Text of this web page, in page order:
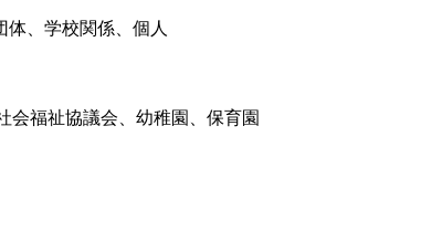
、学校関係、個人
会福祉協議会、幼稚園、保育園